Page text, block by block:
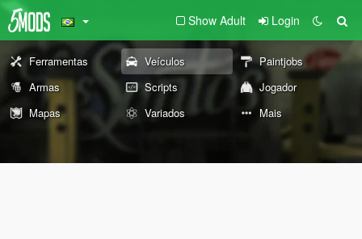
Show Adult Login
Ferramentas Veículos
Paintjobs
Armas
Scripts
Jogador
Mapas
Variados Mais